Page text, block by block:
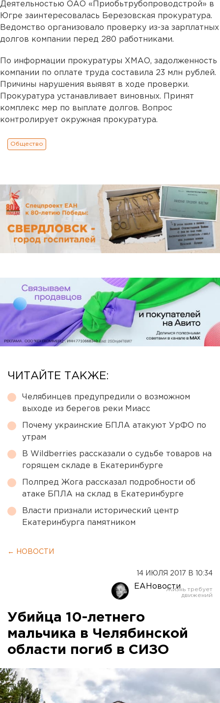
Деятельностью ОАО «Приобьтрубопроводстрой» в
Югре заинтересовалась Березовская прокуратура.
Ведомство организовало проверку из-за зарплатных
долгов компании перед 280 работниками.
По информации прокуратуры ХМАО, задолженность
компании по оплате труда составила 23 млн рублей.
Причины нарушения выявят в ходе проверки.
Прокуратура устанавливает виновных. Принят
комплекс мер по выплате долгов. Вопрос
контролирует окружная прокуратура.
Общество
ЧИТАЙТЕ ТАКЖЕ:
Челябинцев предупредили о возможном
выходе из берегов реки Миасс
Почему украинские БПЛА атакуют УрФО по
утрам
В Wildberries рассказали о судьбе товаров на
горящем складе в Екатеринбурге
Полпред Жога рассказал подробности об
атаке БПЛА на склад в Екатеринбурге
Власти признали исторический центр
Екатеринбурга памятником
← НОВОСТИ
14 ИЮЛЯ 2017 В 10:34
ЕАНовости
Убийца 10-летнего
мальчика в Челябинской
области погиб в СИЗО